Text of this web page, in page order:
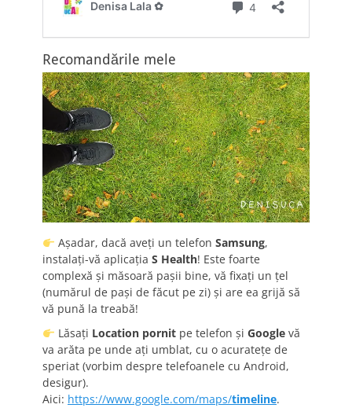
Recomandările mele
Așadar, dacă aveți un telefon Samsung,
instalați-vă aplicația S Health! Este foarte
complexă și măsoară pașii bine, vă fixați un țel
(numărul de pași de făcut pe zi) și are ea grijă să
vă pună la treabă!
Lăsați Location pornitpe telefon și Googlevă
va arăta pe unde ați umblat, cu o acuratețe de
speriat (vorbim despre telefoanele cu Android,
desigur).
Aici: https://www.google.com/maps/timeline.